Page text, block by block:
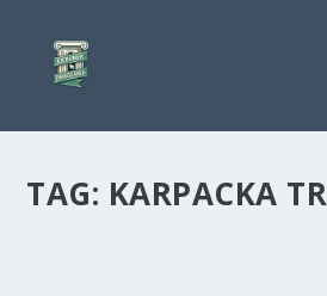
TAG: KARPACKA